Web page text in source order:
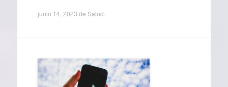
junio 14, 2023 de Salud